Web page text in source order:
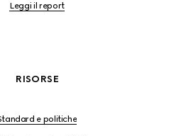
Leggi il report
RISORSE
e politiche